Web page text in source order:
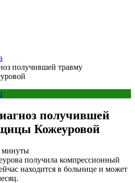
получившей травму
получившей
Кожеуровой
минуты
получила компрессионный
находится в больнице и может